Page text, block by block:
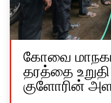
கோவை
தரத்தை
குளோரின்